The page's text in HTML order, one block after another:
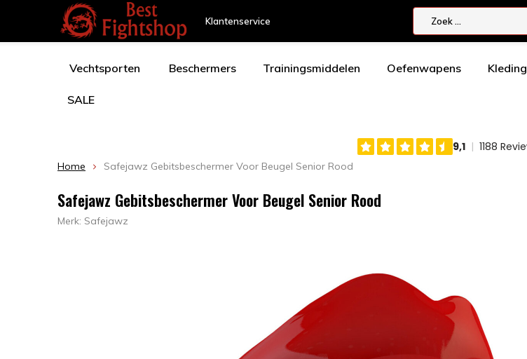
Klantenservice
Vechtsporten Beschermers Trainingsmiddelen Oefenwapens Kleding
SALE
Home Safejawz Gebitsbeschermer Voor Beugel Senior Rood
Safejawz Gebitsbeschermer Voor Beugel Senior Rood
Merk: Safejawz